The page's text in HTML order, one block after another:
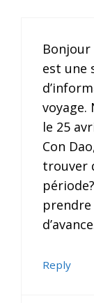
est une
voyage.
le 25
Con
trouver
prendre
Reply